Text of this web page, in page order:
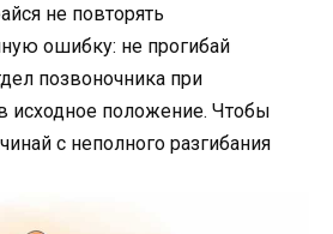
не повторять
ошибку: не прогибай
позвоночника при
исходное положение. Чтобы
с неполного разгибания